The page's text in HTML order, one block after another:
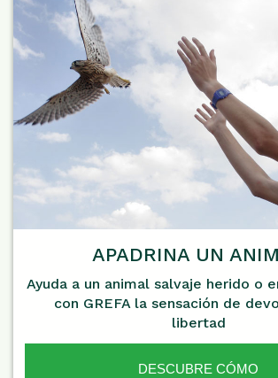
APADRINA UN
Ayuda a un animal salvaje herido o
con GREFA la sensación de
libertad
DESCUBRE CÓMO